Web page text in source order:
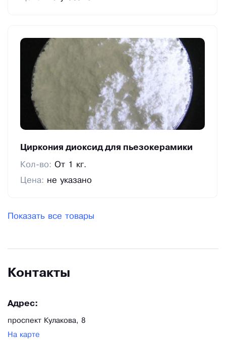
Циркония диоксид для пьезокерамики
Кол-во:От 1 кг.
Цена: не указано
Показать все товары
Контакты
Адрес:
проспект Кулакова, 8
На карте